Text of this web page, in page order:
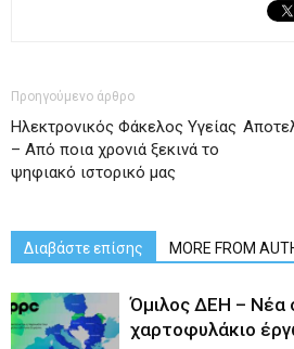
Προηγούμενο άρθρο
Ηλεκτρονικός Φάκελος Υγείας
– Από ποια χρονιά ξεκινά το
ψηφιακό ιστορικό μας
Διαβάστε επίσης MORE FROM
Όμιλος ΔΕΗ – Νέα
χαρτοφυλάκιο